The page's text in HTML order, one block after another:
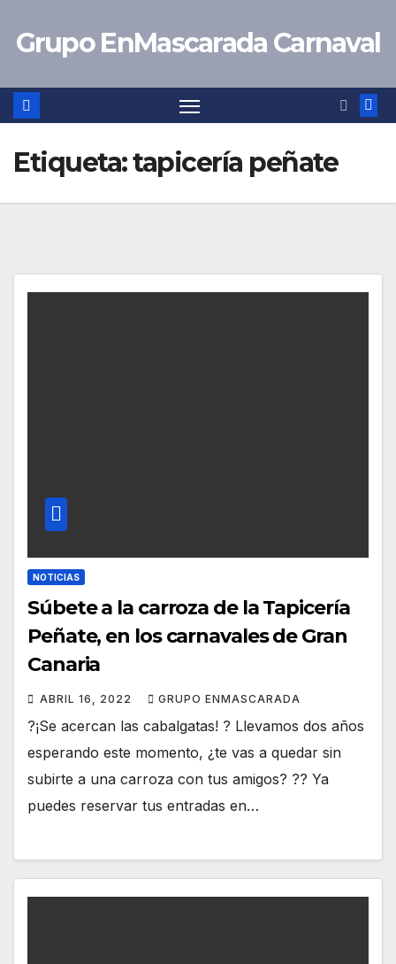
Grupo EnMascarada Carnaval
Etiqueta:tapicería peñate
NOTICIAS
Súbete a la carroza de la Tapicería
Peñate, en los carnavales de Gran
Canaria
ABRIL 16, 2022 GRUPO ENMASCARADA
?¡Se acercan las cabalgatas! ? Llevamos dos años
esperando este momento, ¿te vas a quedar sin
subirte a una carroza con tus amigos? ?? Ya
puedes reservar tus entradas en…